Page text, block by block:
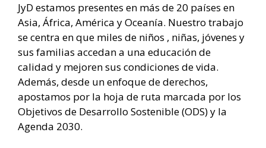
JyD estamos presentes en más de 20 países en
Asia, África, América y Oceanía. Nuestro trabajo
se centra en que miles de niños , niñas, jóvenes y
sus familias accedan a una educación de
calidad y mejoren sus condiciones de vida.
Además, desde un enfoque de derechos,
apostamos por la hoja de ruta marcada por los
Objetivos de Desarrollo Sostenible (ODS) y la
Agenda 2030.